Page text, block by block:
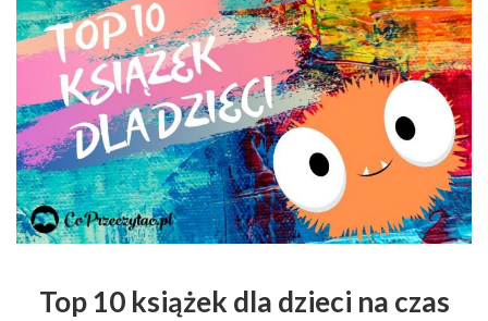
Top 10 książek dla dzieci na czas